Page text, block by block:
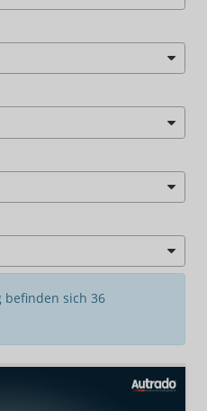
befinden sich 36